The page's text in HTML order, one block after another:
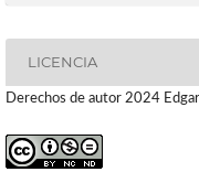
LICENCIA
Derechos de autor 2024